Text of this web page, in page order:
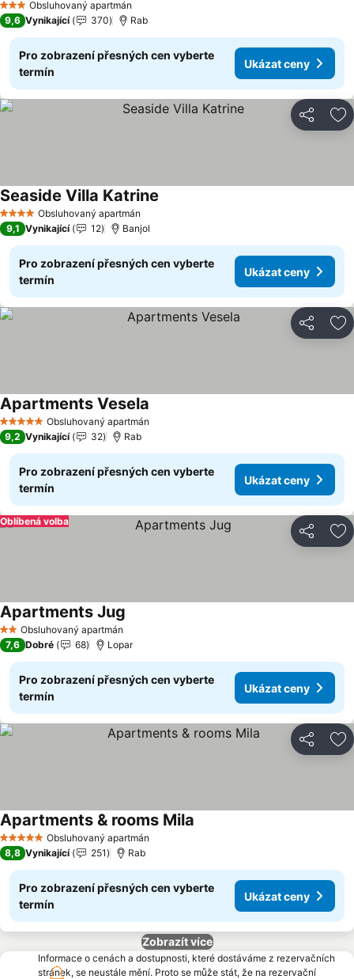
3 Počet hvězdiček
Obsluhovaný apartmán
9,6 Vynikající 370 Rab
Pro zobrazení přesných cen vyberte
termín
Ukázat ceny
Sdílet
4 Počet hvězdiček
Obsluhovaný apartmán
Seaside Villa Katrine
9,1 Vynikající 12 Banjol
Pro zobrazení přesných cen vyberte
termín
Ukázat ceny
Sdílet
5 Počet hvězdičekObsluhovaný apartmán
Apartments Vesela
9,2 Vynikající 32 Rab
Pro zobrazení přesných cen vyberte
termín
Ukázat ceny
Sdílet
Oblíbená volba
2 Počet hvězdiček
Obsluhovaný apartmán
Apartments Jug
7,6 Dobré 68 Lopar
Pro zobrazení přesných cen vyberte
termín
Ukázat ceny
Sdílet
5 Počet hvězdičekObsluhovaný apartmán
Apartments & rooms Mila
8,8 Vynikající 251 Rab
Pro zobrazení přesných cen vyberte
termín
Ukázat ceny
Zobrazít více
Informace o cenách a dostupnosti, které dostáváme z rezervačních
stránek, se neustále mění. Proto se může stát, že na rezervační